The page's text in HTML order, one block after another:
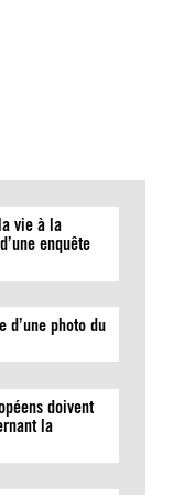
vie à la
enquête
d’une photo du
doivent
la